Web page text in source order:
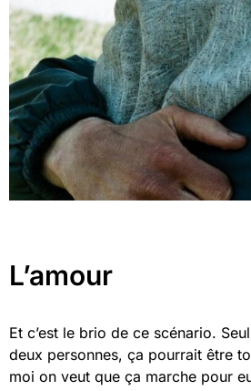
L’amour
Et c’est le brio de ce scénario.
deux personnes, ça pourrait être
moi on veut que ça marche pour